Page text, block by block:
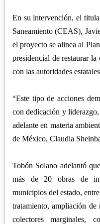
En su intervención, el
Saneamiento (CEAS),
el proyecto se alinea al
presidencial de restaurar
con las autoridades
“Este tipo de acciones
con dedicación y
adelante en materia
de México, Claudia
Tobón Solano adelantó
más de 20 obras de
municipios del estado,
tratamiento, ampliación de
colectores marginales,